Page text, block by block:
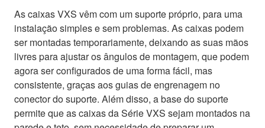
As caixas VXS vêm com um suporte próprio, para uma
instalação simples e sem problemas. As caixas podem
ser montadas temporariamente, deixando as suas mãos
livres para ajustar os ângulos de montagem, que podem
agora ser configurados de uma forma fácil, mas
consistente, graças aos guias de engrenagem no
conector do suporte. Além disso, a base do suporte
permite que as caixas da Série VXS sejam montados na